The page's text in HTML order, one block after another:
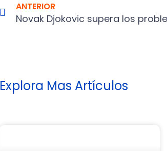
ANTERIOR
Explora Mas Artículos